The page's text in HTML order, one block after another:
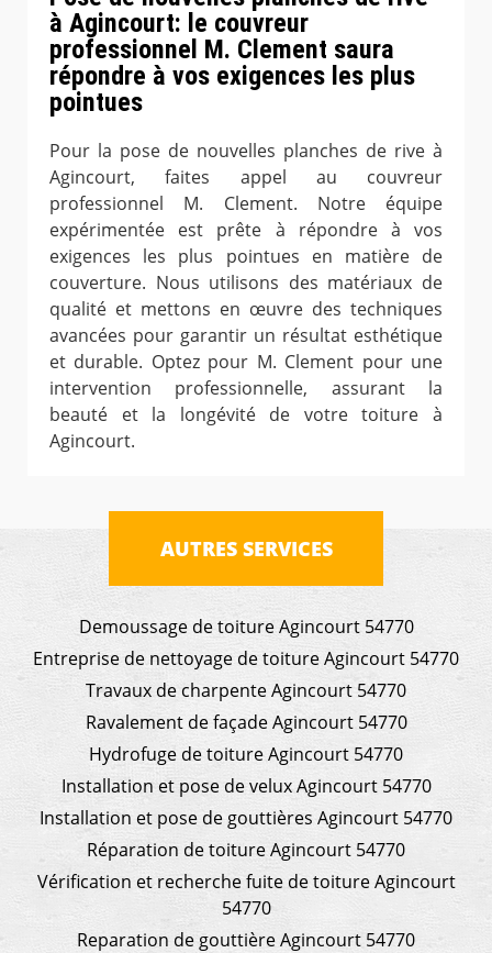
à Agincourt: le couvreur
professionnel M. Clement saura
répondre à vos exigences les plus
pointues
Pour la pose de nouvelles planches de rive à
Agincourt, faites appel au couvreur
professionnel M. Clement. Notre équipe
expérimentée est prête à répondre à vos
exigences les plus pointues en matière de
couverture. Nous utilisons des matériaux de
qualité et mettons en œuvre des techniques
avancées pour garantir un résultat esthétique
et durable. Optez pour M. Clement pour une
intervention professionnelle, assurant la
beauté et la longévité de votre toiture à
Agincourt.
AUTRES SERVICES
Demoussage de toiture Agincourt 54770
Entreprise de nettoyage de toiture Agincourt 54770
Travaux de charpente Agincourt 54770
Ravalement de façade Agincourt 54770
Hydrofuge de toiture Agincourt 54770
Installation et pose de velux Agincourt 54770
Installation et pose de gouttières Agincourt 54770
Réparation de toiture Agincourt 54770
Vérification et recherche fuite de toiture Agincourt
54770
Reparation de gouttière Agincourt 54770